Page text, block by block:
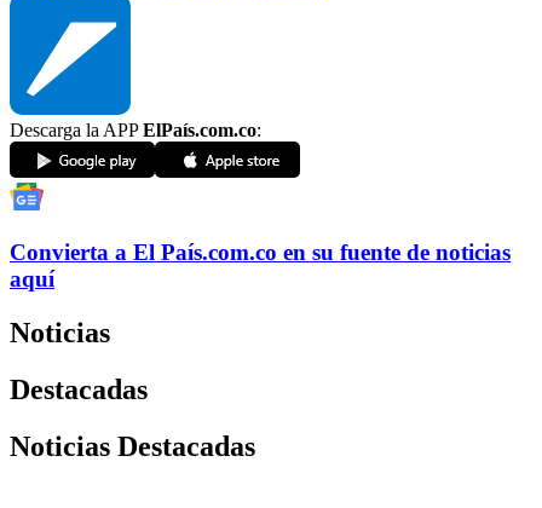
Descarga la APPElPaís.com.co:
Convierta a El País.com.co en su fuente de noticias
aquí
Noticias
Destacadas
Noticias Destacadas